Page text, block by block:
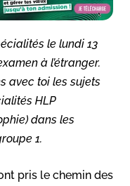
le lundi 13
à l’étranger.
avec toi les sujets
HLP
dans les
1.
pris le chemin des